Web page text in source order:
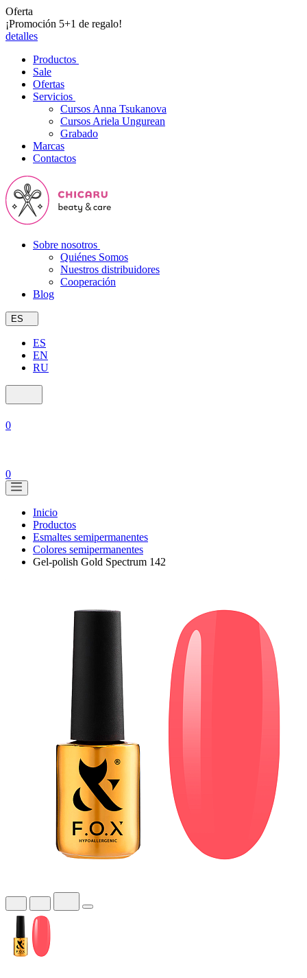
Oferta
¡Promoción 5+1 de regalo!
detalles
Productos
Sale
Ofertas
Servicios
Cursos Anna Tsukanova
Cursos Ariela Ungurean
Grabado
Marcas
Contactos
Sobre nosotros
Quiénes Somos
Nuestros distribuidores
Cooperación
Blog
ES
ES
EN
RU
0
0
Inicio
Productos
Esmaltes semipermanentes
Colores semipermanentes
Gel-polish Gold Spectrum 142